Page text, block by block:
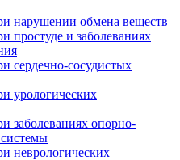
нарушении обмена веществ
простуде и заболеваниях
сердечно-сосудистых
урологических
заболеваниях опорно-
неврологических